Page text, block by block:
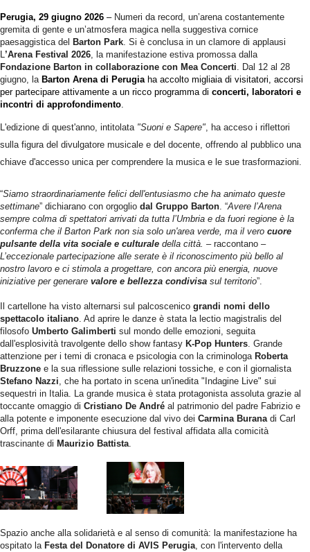
Perugia, 29 giugno 2026 – Numeri da record, un’arena costantemente
gremita di gente e un’atmosfera magica nella suggestiva cornice
paesaggistica del Barton Park. Si è conclusa in un clamore di applausi
L’Arena Festival 2026, la manifestazione estiva promossa dalla
Fondazione Barton in collaborazione con Mea Concerti. Dal 12 al 28
giugno, la Barton Arena di Perugia ha accolto migliaia di visitatori, accorsi
per partecipare attivamente a un ricco programma di concerti, laboratori e
incontri di approfondimento.
L'edizione di quest'anno, intitolata "Suoni e Sapere" , ha acceso i riflettori
sulla figura del divulgatore musicale e del docente, offrendo al pubblico una
chiave d'accesso unica per comprendere la musica e le sue trasformazioni.
“Siamo straordinariamente felici dell'entusiasmo che ha animato queste
settimane” dichiarano con orgoglio dal Gruppo Barton . “Avere l’Arena
sempre colma di spettatori arrivati da tutta l’Umbria e da fuori regione è la
conferma che il Barton Park non sia solo un'area verde, ma il vero cuore
pulsante della vita sociale e culturale della città. – raccontano –
L’eccezionale partecipazione alle serate è il riconoscimento più bello al
nostro lavoro e ci stimola a progettare, con ancora più energia, nuove
iniziative per generare valore e bellezza condivisa sul territorio”.
Il cartellone ha visto alternarsi sul palcoscenico grandi nomi dello
spettacolo italiano . Ad aprire le danze è stata la lectio magistralis del
filosofo Umberto Galimberti sul mondo delle emozioni, seguita
dall'esplosività travolgente dello show fantasy K-Pop Hunters . Grande
attenzione per i temi di cronaca e psicologia con la criminologa Roberta
Bruzzone e la sua riflessione sulle relazioni tossiche, e con il giornalista
Stefano Nazzi , che ha portato in scena un'inedita "Indagine Live" sui
sequestri in Italia. La grande musica è stata protagonista assoluta grazie al
toccante omaggio di Cristiano De André al patrimonio del padre Fabrizio e
alla potente e imponente esecuzione dal vivo dei Carmina Burana di Carl
Orff, prima dell'esilarante chiusura del festival affidata alla comicità
trascinante di Maurizio Battista
Spazio anche alla solidarietà e al senso di comunità: la manifestazione ha
ospitato la Festa del Donatore di AVIS Perugia , con l'intervento della